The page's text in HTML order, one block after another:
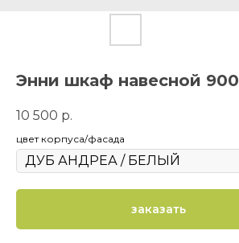
Энни шкаф навесной 900
10 500 р.
цвет корпуса/фасада
заказать